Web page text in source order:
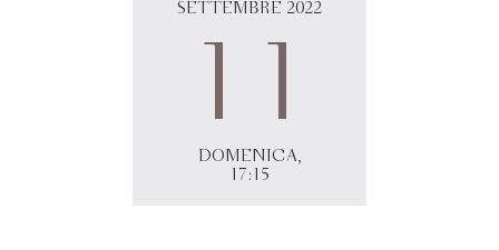
SETTEMBRE 2022
11
DOMENICA,
17:15